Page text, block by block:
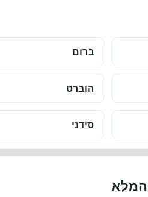
ברום
הוברט
סידני
המלא